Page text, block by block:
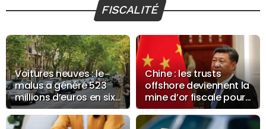
FISCALITÉ
Voitures neuves : le
malus a généré 523
millions d’euros en six
mois
Chine : les trusts
offshore deviennent la
mine d’or fiscale pour
combler le trou
budgétaire